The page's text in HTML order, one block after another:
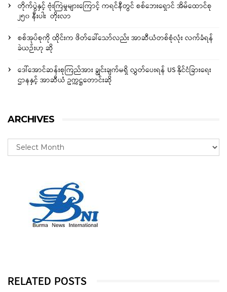
တိုက်ပွဲနှင့် ဗုံးကြဲမှုများကြောင့် ကရင်နီတွင် စစ်ဘေးရှောင် အိမ်ထောင်စု
၂၅၀ နီးပါး တိုးလာ
စစ်အုပ်စုကို ထိုင်းက ဖိတ်ခေါ်သော်လည်း အာဆီယံတစ်စုံလုံး လက်ခံရန်
ခဲယဉ်းဟု ဆို
ဒေါ်အောင်ဆန်းစုကြည်အား ချွင်းချက်မရှိ လွှတ်ပေးရန် US နိုင်ငံခြားရေး
ဌာနနှင့် အာဆီယံ ဥက္ကဋ္ဌတောင်းဆို
ARCHIVES
RELATED POSTS